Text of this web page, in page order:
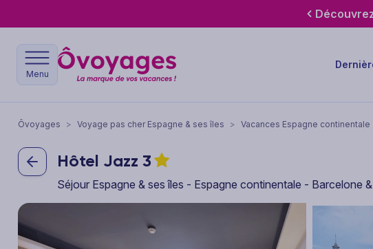
Menu
Ôvoyages > Voyage pas cher Espagne & ses îles > Vacances Espagne continentale
Hôtel Jazz 3
Séjour Espagne & ses îles - Espagne continentale - Barcelone